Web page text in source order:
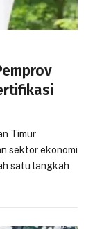
Timur
sektor ekonomi
satu langkah